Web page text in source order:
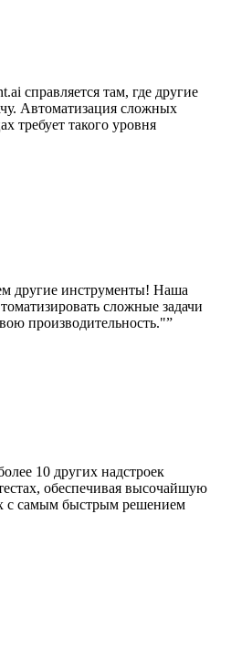
справляется там, где другие
Автоматизация сложных
требует такого уровня
другие инструменты! Наша
сложные задачи
производительность."”
10 других надстроек
обеспечивая высочайшую
с самым быстрым решением